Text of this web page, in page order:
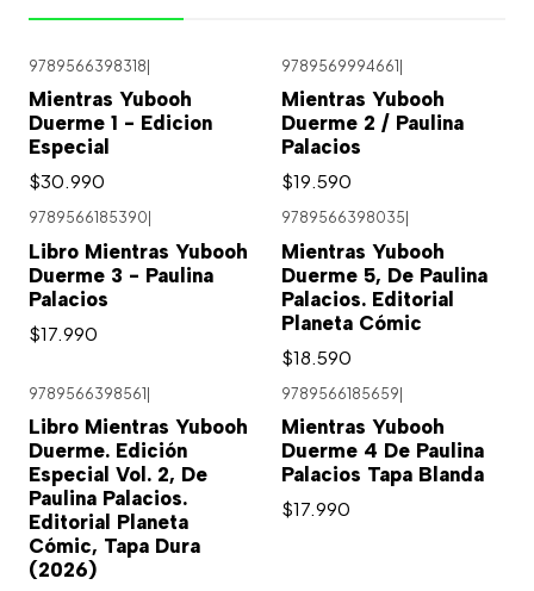
9789566398318
Mientras Yubooh
Duerme 1 - Edicion
Especial
$30.990
9789569994661
Mientras Yubooh
Duerme 2 / Paulina
Palacios
$19.590
9789566185390
Libro Mientras Yubooh
Duerme 3 - Paulina
Palacios
$17.990
9789566398035
Mientras Yubooh
Duerme 5, De Paulina
Palacios. Editorial
Planeta Cómic
$18.590
9789566398561|
Libro Mientras Yubooh
Duerme. Edición
Especial Vol. 2, De
Paulina Palacios.
Editorial Planeta
Cómic, Tapa Dura
(2026)
9789566185659|
Mientras Yubooh
Duerme 4 De Paulina
Palacios Tapa Blanda
$17.990